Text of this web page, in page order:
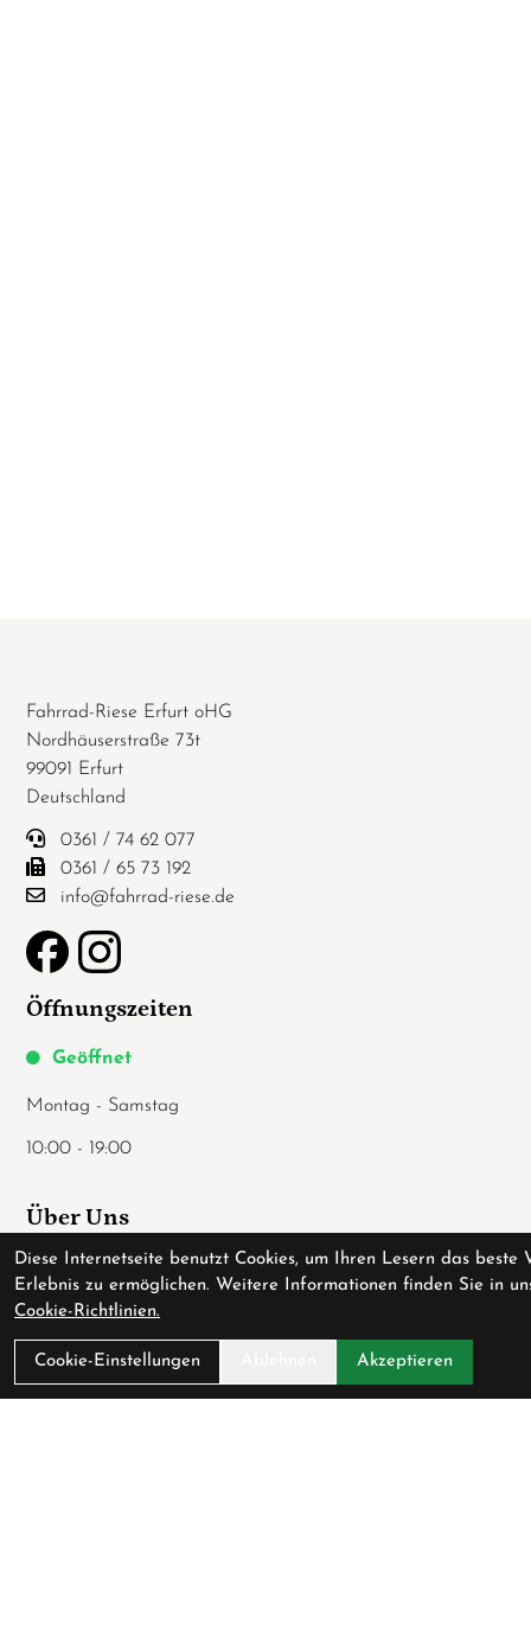
Fahrrad-Riese Erfurt oHG
Nordhäuserstraße 73t
99091 Erfurt
Deutschland
0361 / 74 62 077
0361 / 65 73 192
info@fahrrad-riese.de
Öffnungszeiten
Geöffnet
Montag - Samstag
10:00 - 19:00
Über Uns
Ladengeschäft
Anfahrt
AGB
Datenschutz
Diese Internetseite benutzt Cookies, um Ihren Lesern das beste
Erlebnis zu ermöglichen. Weitere Informationen finden Sie in
Cookie-Richtlinien.
Cookie-Einstellungen Akzeptieren